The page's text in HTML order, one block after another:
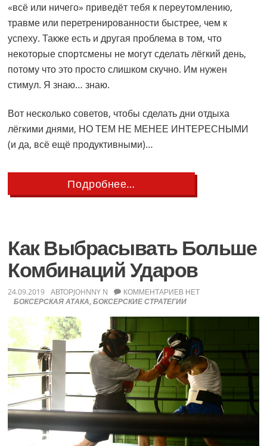
«всё или ничего» приведёт тебя к переутомлению,
травме или перетренированности быстрее, чем к
успеху. Также есть и другая проблема в том, что
некоторые спортсмены не могут сделать лёгкий день,
потому что это просто слишком скучно. Им нужен
стимул. Я знаю… знаю.
Вот несколько советов, чтобы сделать дни отдыха
лёгкими днями, НО ТЕМ НЕ МЕНЕЕ ИНТЕРЕСНЫМИ
(и да, всё ещё продуктивными)…
Подробнее…
Что
Как Выбрасывать Больше
Комбинаций Ударов
24.09.2019 АВТОРJOHNNY N
БОКСЕРСКАЯ АТАКА,БОКСЕРСКИЕ СТРАТЕГИИ
КОММЕНТАРИЕВ НЕТ